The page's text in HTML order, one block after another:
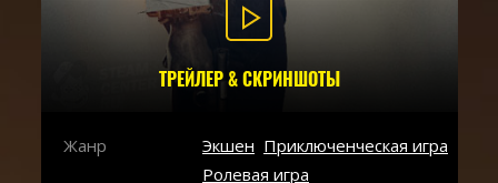
ТРЕЙЛЕР & СКРИНШОТЫ
Жанр Экшен Приключенческая игра
Ролевая игра